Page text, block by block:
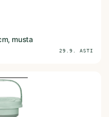
musta
29.9. ASTI